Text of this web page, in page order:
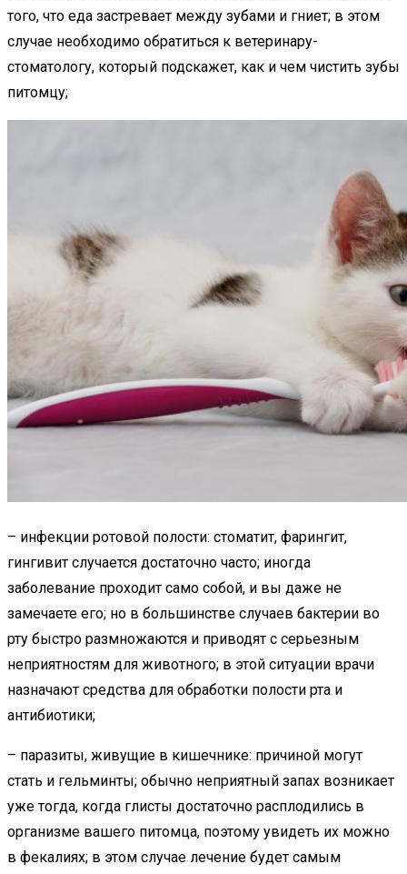
того, что еда застревает между зубами и гниет; в этом
случае необходимо обратиться к ветеринару-
стоматологу, который подскажет, как и чем чистить зубы
питомцу;
– инфекции ротовой полости: стоматит, фарингит,
гингивит случается достаточно часто; иногда
заболевание проходит само собой, и вы даже не
замечаете его; но в большинстве случаев бактерии во
рту быстро размножаются и приводят с серьезным
неприятностям для животного; в этой ситуации врачи
назначают средства для обработки полости рта и
антибиотики;
– паразиты, живущие в кишечнике: причиной могут
стать и гельминты; обычно неприятный запах возникает
уже тогда, когда глисты достаточно расплодились в
организме вашего питомца, поэтому увидеть их можно
в фекалиях; в этом случае лечение будет самым